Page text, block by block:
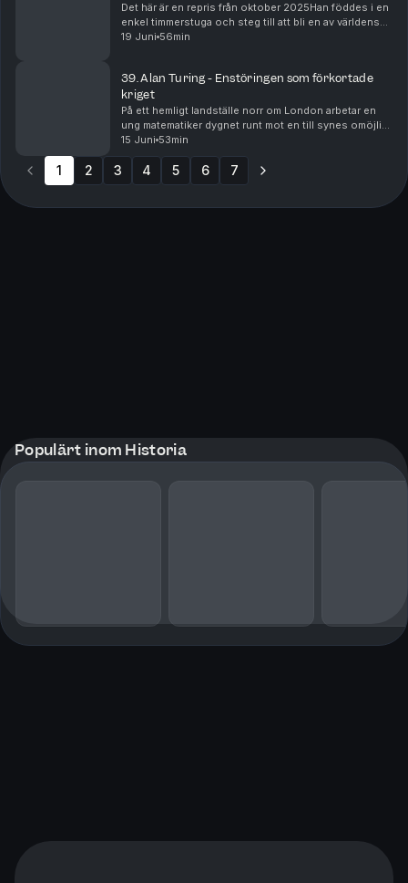
Det här är en repris från oktober 2025Han föddes i en
enkel timmerstuga och steg till att bli en av världens
mest beundrade ledare. Abraham Lincoln, den
19 Juni 56min
39. Alan Turing - Enstöringen som förkortade
kriget
På ett hemligt landställe norr om London arbetar en
ung matematiker dygnet runt mot en till synes omöjlig
uppgift, att knäcka nazisternas oknäckbara kod. Hans
maskiner surrar genom nätterna medan tysk...
15 Juni 53min
1 2 3 4 5 6 7
Populärt inom Historia